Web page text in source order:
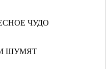
ЧУДО
ШУМЯТ